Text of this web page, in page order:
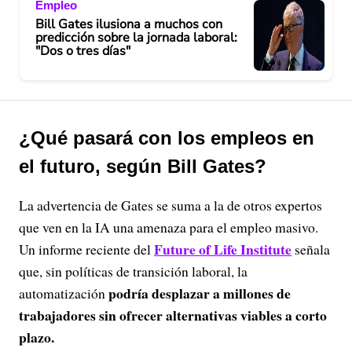
Empleo
Bill Gates ilusiona a muchos con
predicción sobre la jornada laboral:
"Dos o tres días"
¿Qué pasará con los empleos en
el futuro, según Bill Gates?
La advertencia de Gates se suma a la de otros expertos
que ven en la IA una amenaza para el empleo masivo.
Un informe reciente delFuture of Life Institute señala
que, sin políticas de transición laboral, la
automatizaciónpodría desplazar a millones de
trabajadores sin ofrecer alternativas viables a corto
plazo.